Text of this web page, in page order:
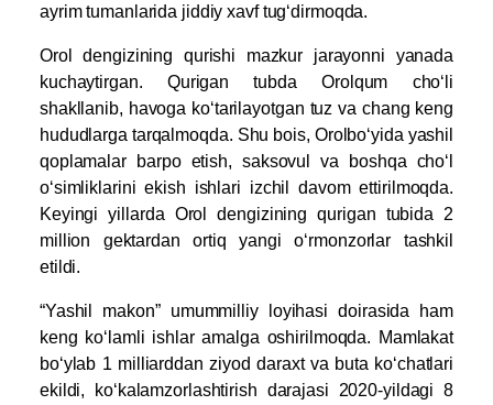
ayrim tumanlarida jiddiy xavf tug‘dirmoqda.
Orol dengizining qurishi mazkur jarayonni yanada
kuchaytirgan. Qurigan tubda Orolqum cho‘li
shakllanib, havoga ko‘tarilayotgan tuz va chang keng
hududlarga tarqalmoqda. Shu bois, Orolbo‘yida yashil
qoplamalar barpo etish, saksovul va boshqa cho‘l
o‘simliklarini ekish ishlari izchil davom ettirilmoqda.
Keyingi yillarda Orol dengizining qurigan tubida 2
million gektardan ortiq yangi o‘rmonzorlar tashkil
etildi.
“Yashil makon” umummilliy loyihasi doirasida ham
keng ko‘lamli ishlar amalga oshirilmoqda. Mamlakat
bo‘ylab 1 milliarddan ziyod daraxt va buta ko‘chatlari
ekildi, ko‘kalamzorlashtirish darajasi 2020-yildagi 8